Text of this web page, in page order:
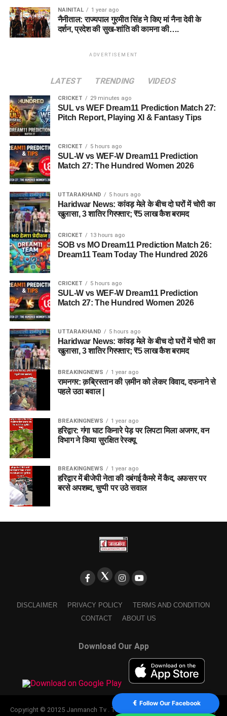
NAINITAL 1 year ago
नैनीताल: राज्यपाल गुरमीत सिंह ने किए मां नैना देवी के
दर्शन, प्रदेश की सुख-शांति की कामना की….
ADVERTISEMENT
LATEST TRENDING VIDEOS
CRICKET 29 minutes ago
SUL vs WEF Dream11 Prediction Match 27:
Pitch Report, Playing XI & Fantasy Tips
CRICKET 5 hours ago
SUL-W vs WEF-W Dream11 Prediction
Match 27: The Hundred Women 2026
UTTARAKHAND 5 hours ago
Haridwar News: कांवड़ मेले के बीच दो घरों में चोरी का
खुलासा, 3 शातिर गिरफ्तार; ₹5 लाख कैश बरामद
CRICKET 13 hours ago
SOB vs MO Dream11 Prediction Match 26:
Dream11 Team Today The Hundred 2026
CRICKET 5 hours ago
SUL-W vs WEF-W Dream11 Prediction
Match 27: The Hundred Women 2026
UTTARAKHAND 5 hours ago
Haridwar News: कांवड़ मेले के बीच दो घरों में चोरी का
खुलासा, 3 शातिर गिरफ्तार; ₹5 लाख कैश बरामद
BREAKINGNEWS 1 year ago
रामनगर: क़ब्रिस्तान की ज़मीन को लेकर विवाद, दफनाने से
पहले उठा बवाल |
BREAKINGNEWS 1 year ago
हरिद्वार: गंगा घाट किनारे पेड़ पर लिपटा मिला अजगर, वन
विभाग ने किया सुरक्षित रेस्क्यू
BREAKINGNEWS 1 year ago
हरिद्वार में बीजेपी नेता की दबंगई कैमरे में कैद, अफसर पर
बरसे अपशब्द, चुप्पी पर उठे सवाल
DISCLAIMER PRIVACY POLICY
TERMS AND CONDITION
CONTACT
ABOUT US
Download Our App
Copyright © 20125 Janmanch Tv . Theme by SSDIGIMARK. powered by
Follow Our Facebook